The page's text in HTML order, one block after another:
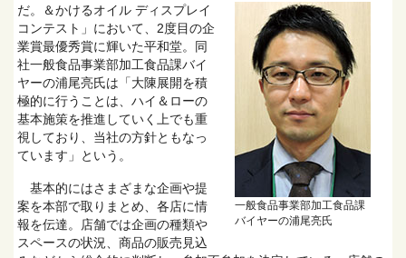
一般食品事業部加工食品課
バイヤーの浦尾亮氏
だ。＆かけるオイル ディスプレイ
コンテスト」において、2度目の企
業賞最優秀賞に輝いた平和堂。同
社一般食品事業部加工食品課バイ
ヤーの浦尾亮氏は「大陳展開を積
極的に行うことは、ハイ＆ローの
基本施策を推進していく上でも重
視しており、当社の方針ともなっ
ています」という。
基本的にはさまざまな企画や提
案を本部で取りまとめ、各店に情
報を伝達。店舗では企画の種類や
スペースの状況、商品の販売見込